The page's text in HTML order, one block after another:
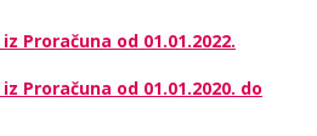
Proračuna od 01.01.2022.
Proračuna od 01.01.2020. do